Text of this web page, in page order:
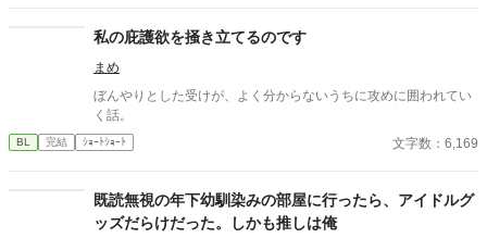
私の庇護欲を掻き立てるのです
まめ
ぼんやりとした受けが、よく分からないうちに攻めに囲われてい
く話。
BL 完結 ｼｮｰﾄｼｮｰﾄ 文字数：6,169
既読無視の年下幼馴染みの部屋に行ったら、アイドルグ
ッズだらけだった。しかも推しは俺